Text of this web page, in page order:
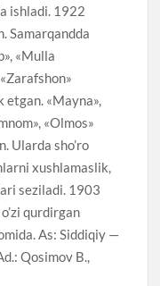
ishladi. 1922
Samarqandda
«Mulla
«Mayna»,
«Olmos»
Ularda sho’ro
xushlamaslik,
seziladi. 1903
qurdirgan
As: Siddiqiy —
Qosimov B.,